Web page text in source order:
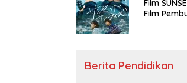
Film
Film
Berita Pendidikan